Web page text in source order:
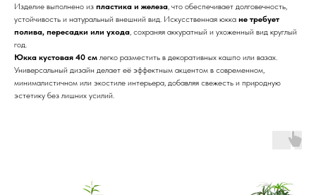
Изделие выполнено из пластика и железа, что обеспечивает долговечность,
устойчивость и натуральный внешний вид. Искусственная юкка не требует
полива, пересадки или ухода, сохраняя аккуратный и ухоженный вид круглый
год.
Юкка кустовая 40 см легко разместить в декоративных кашпо или вазах.
Универсальный дизайн делает её эффектным акцентом в современном,
минималистичном или экостиле интерьера, добавляя свежесть и природную
эстетику без лишних усилий.